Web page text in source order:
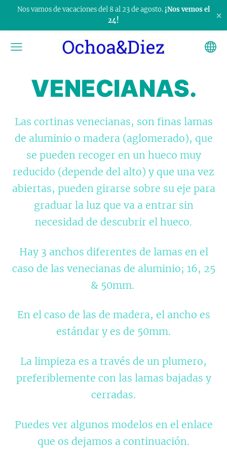
Nos vamos de vacaciones del 8 al 23 de agosto. ¡Nos vemos el
24!
×
VENECIANAS.
Las cortinas venecianas, son finas lamas
de aluminio o madera (aglomerado), que
se pueden recoger en un hueco muy
reducido (depende del alto) y que una vez
abiertas, pueden girarse sobre su eje para
graduar la luz que va a entrar sin
necesidad de descubrir el hueco.
Hay 3 anchos diferentes de lamas en el
caso de las venecianas de aluminio; 16, 25
& 50mm.
En el caso de las de madera, el ancho es
estándar y es de 50mm.
La limpieza es a través de un plumero,
preferiblemente con las lamas bajadas y
cerradas.
Puedes ver algunos modelos en el enlace
que os dejamos a continuación.